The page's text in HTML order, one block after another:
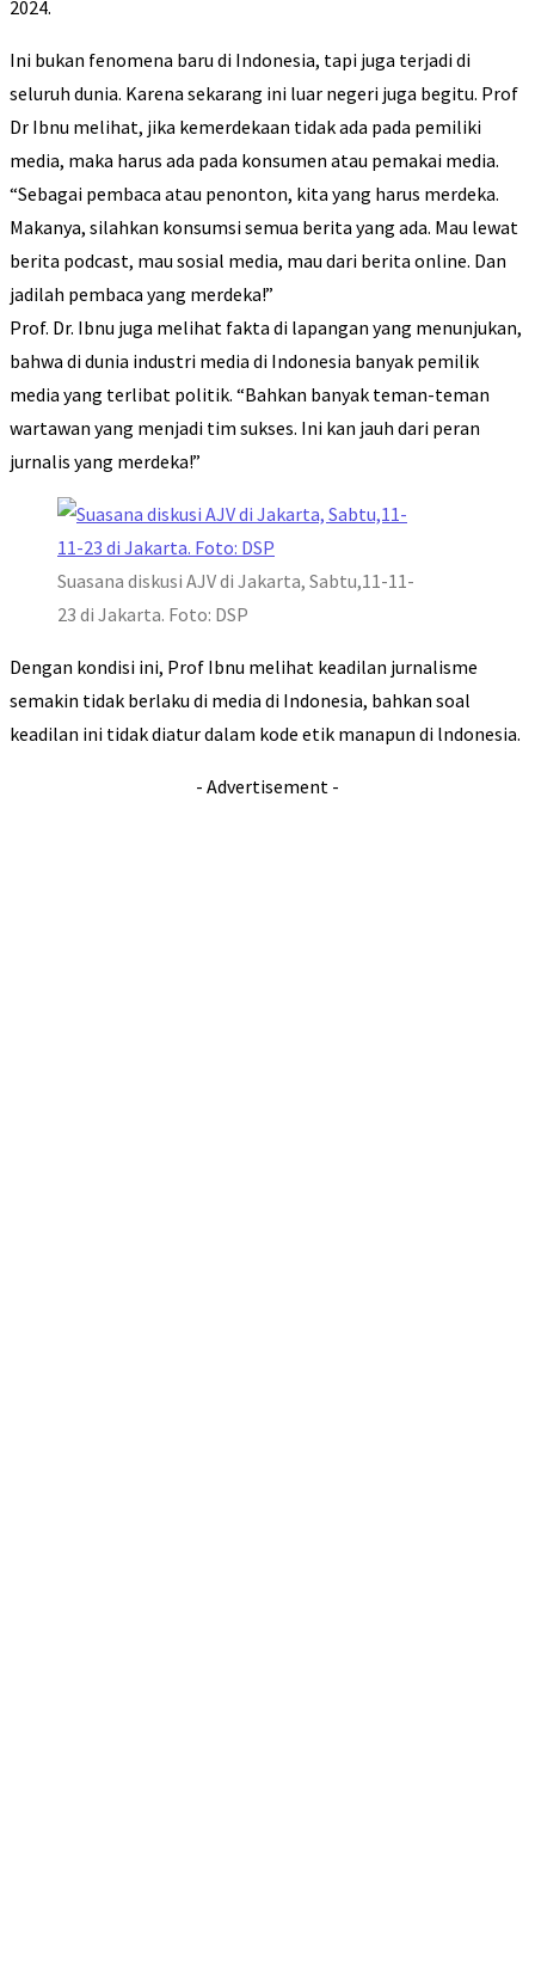
2024.
Ini bukan fenomena baru di Indonesia, tapi juga terjadi di
seluruh dunia. Karena sekarang ini luar negeri juga begitu. Prof
Dr Ibnu melihat, jika kemerdekaan tidak ada pada pemiliki
media, maka harus ada pada konsumen atau pemakai media.
“Sebagai pembaca atau penonton, kita yang harus merdeka.
Makanya, silahkan konsumsi semua berita yang ada. Mau lewat
berita podcast, mau sosial media, mau dari berita online. Dan
jadilah pembaca yang merdeka!”
Prof. Dr. Ibnu juga melihat fakta di lapangan yang menunjukan,
bahwa di dunia industri media di Indonesia banyak pemilik
media yang terlibat politik. “Bahkan banyak teman-teman
wartawan yang menjadi tim sukses. Ini kan jauh dari peran
jurnalis yang merdeka!”
Suasana diskusi AJV di Jakarta, Sabtu,11-11-
23 di Jakarta. Foto: DSP
Dengan kondisi ini, Prof Ibnu melihat keadilan jurnalisme
semakin tidak berlaku di media di Indonesia, bahkan soal
keadilan ini tidak diatur dalam kode etik manapun di lndonesia.
- Advertisement -